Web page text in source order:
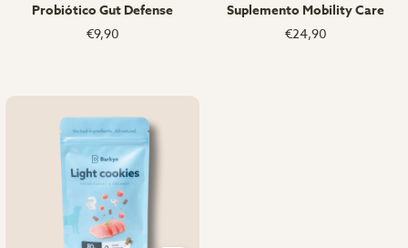
Probiótico Gut Defense
€9,90
Suplemento Mobility Care
€24,90